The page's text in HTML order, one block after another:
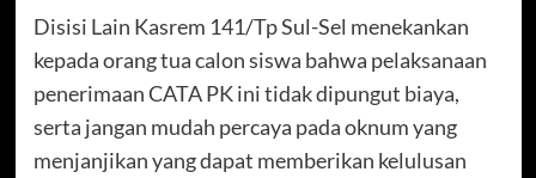
Disisi Lain Kasrem 141/Tp Sul-Sel menekankan
kepada orang tua calon siswa bahwa pelaksanaan
penerimaan CATA PK ini tidak dipungut biaya,
serta jangan mudah percaya pada oknum yang
menjanjikan yang dapat memberikan kelulusan